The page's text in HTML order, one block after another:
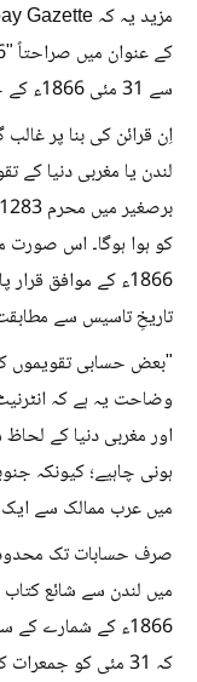
سے 31 مئی 1866ء کے جمعرات ہونے کی تصدیق ہوتی ہے۔
اِن قرائن کی بنا پر
لندن یا مغربی دنیا کے
1866ء کے موافق
تاریخِ تاسیس سے
وضاحت یہ ہے کہ
اور مغربی دنیا کے
ہونی چاہیے؛ کیونکہ
میں عرب ممالک سے ایک
1866ء کے شمارے